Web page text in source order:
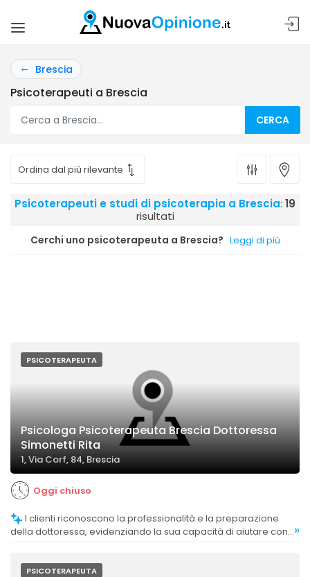
Brescia
Psicoterapeuti a Brescia
CERCA
Psicoterapeuti e studi di psicoterapia a Brescia: 19
risultati
Cerchi uno psicoterapeuta a Brescia? Leggi di più
PSICOTERAPEUTA
Psicologa Psicoterapeuta Brescia Dottoressa
Simonetti Rita
1, Via Corf, 84, Brescia
Oggi chiuso
della dottoressa, evidenziando la sua capacità di aiutare con »
PSICOTERAPEUTA